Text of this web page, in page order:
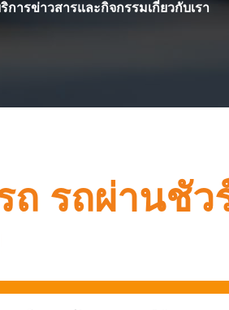
การข่าวสารและกิจกรรมเกี่ยวกับเรา
ถ รถผ่านชัว